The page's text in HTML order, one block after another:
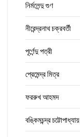
নির্মলেন্দু গুণ
নীরেন্দ্রনাথ চক্রবর্তী
পূর্ণেন্দু পত্রী
প্রেমেন্দ্র মিত্র
ফররুখ আহমদ
বঙ্কিমচন্দ্র চট্টোপাধ্যায়